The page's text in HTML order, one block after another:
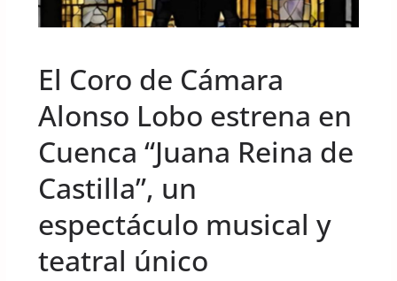
El Coro de Cámara
Alonso Lobo estrena en
Cuenca “Juana Reina de
Castilla”, un
espectáculo musical y
teatral único